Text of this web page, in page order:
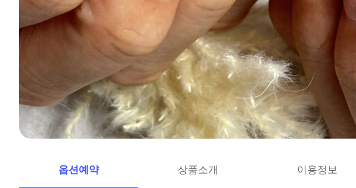
옵션예약 상품소개 이용정보